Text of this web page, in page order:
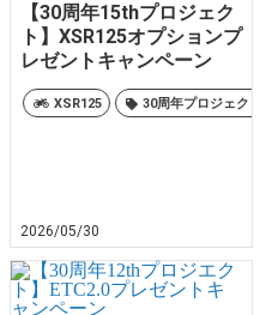
【30周年15thプロジェク
ト】XSR125オプションプ
レゼントキャンペーン
XSR125 30周年プロジェクト
2026/05/30